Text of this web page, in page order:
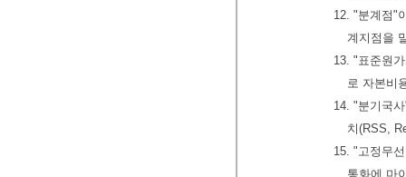
12. "분계점"
계지점을
13. "표준원
로 자본비
14. "분기국
치(RSS,
15. "고정무
통화에 마